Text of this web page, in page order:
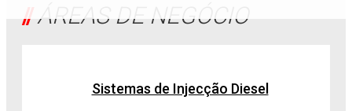
ÁREAS DE NEGÓCIO
Sistemas de Injecção Diesel